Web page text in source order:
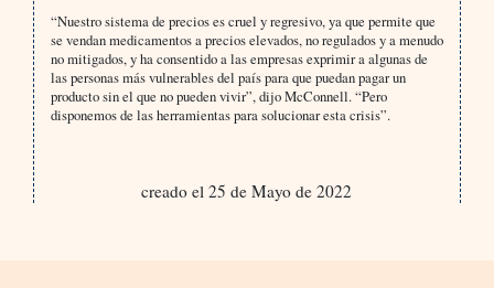
“Nuestro sistema de precios es cruel y regresivo, ya que permite que
se vendan medicamentos a precios elevados, no regulados y a menudo
no mitigados, y ha consentido a las empresas exprimir a algunas de
las personas más vulnerables del país para que puedan pagar un
producto sin el que no pueden vivir”, dijo McConnell. “Pero
disponemos de las herramientas para solucionar esta crisis”.
creado el 25 de Mayo de 2022